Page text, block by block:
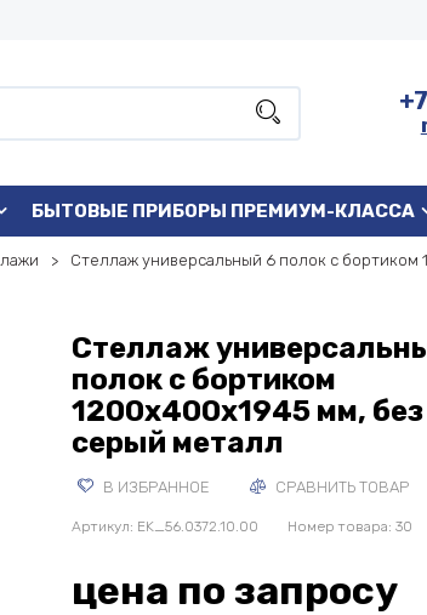
БЫТОВЫЕ ПРИБОРЫ ПРЕМИУМ-КЛАССА
Стеллаж универсальный 6 полок с бортиком
Стеллаж
полок с бортиком
1200x400x1945 мм,
серый металл
В ИЗБРАННОЕ СРАВНИТЬ ТОВАР
Артикул: EK_56.0372.10.00 Номер товара: 30
цена по запросу